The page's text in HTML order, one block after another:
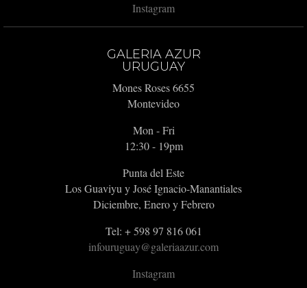
Instagram
GALERIA AZUR
URUGUAY
Mones Roses 6655
Montevideo
Mon - Fri
12:30 - 19pm
Punta del Este
Los Guaviyu y José Ignacio-Manantiales
Diciembre, Enero y Febrero
Tel: + 598 97 816 061
infouruguay@galeriaazur.com
Instagram